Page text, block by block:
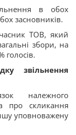
в обох
засновників.
ТОВ, який
збори, на
голосів.
звільнення
належного
про скликання
уповноважену